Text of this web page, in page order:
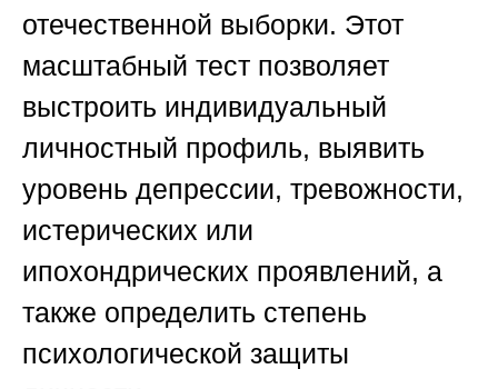
отечественной выборки. Этот
масштабный тест позволяет
выстроить индивидуальный
личностный профиль, выявить
уровень депрессии, тревожности,
истерических или
ипохондрических проявлений, а
также определить степень
психологической защиты